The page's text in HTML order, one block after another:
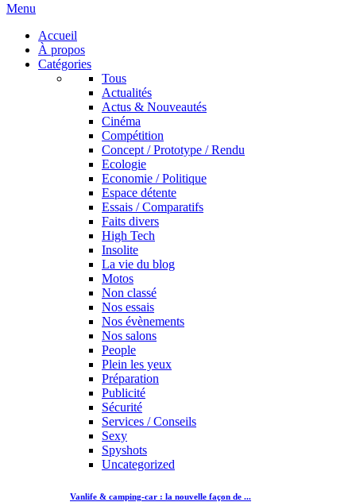
Menu
Accueil
À propos
Catégories
Tous
Actualités
Actus & Nouveautés
Cinéma
Compétition
Concept / Prototype / Rendu
Ecologie
Economie / Politique
Espace détente
Essais / Comparatifs
Faits divers
High Tech
Insolite
La vie du blog
Motos
Non classé
Nos essais
Nos évènements
Nos salons
People
Plein les yeux
Préparation
Publicité
Sécurité
Services / Conseils
Sexy
Spyshots
Uncategorized
Vanlife & camping-car : la nouvelle façon de ...